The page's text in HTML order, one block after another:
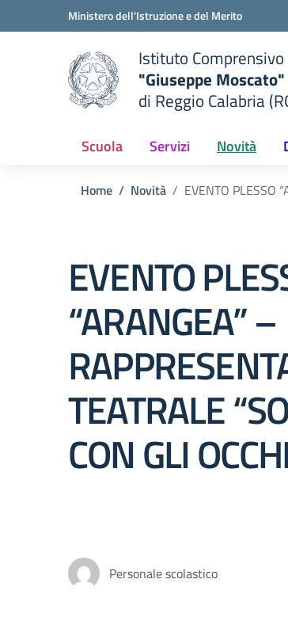
Vai ai contenuti
Vai al menu di navigazioneMinistero dell'Istruzione e del Merito
scuola
Istituto Comprensivo
"Giuseppe Moscato"
di Reggio Calabria
Scuola Servizi Novità
Home Novità EVENTO PLESSO
EVENTO
“ARANGEA” –
TEATRALE
CON GLI
Personale scolastico